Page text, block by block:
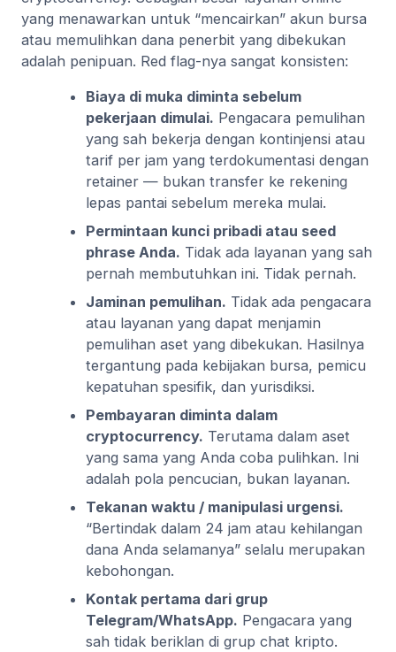
yang menawarkan untuk “mencairkan” akun bursa
atau memulihkan dana penerbit yang dibekukan
adalah penipuan. Red flag-nya sangat konsisten:
Biaya di muka diminta sebelum
pekerjaan dimulai. Pengacara pemulihan
yang sah bekerja dengan kontinjensi atau
tarif per jam yang terdokumentasi dengan
retainer — bukan transfer ke rekening
lepas pantai sebelum mereka mulai.
Permintaan kunci pribadi atau seed
phrase Anda. Tidak ada layanan yang sah
pernah membutuhkan ini. Tidak pernah.
Jaminan pemulihan. Tidak ada pengacara
atau layanan yang dapat menjamin
pemulihan aset yang dibekukan. Hasilnya
tergantung pada kebijakan bursa, pemicu
kepatuhan spesifik, dan yurisdiksi.
Pembayaran diminta dalam
cryptocurrency. Terutama dalam aset
yang sama yang Anda coba pulihkan. Ini
adalah pola pencucian, bukan layanan.
Tekanan waktu / manipulasi urgensi.
“Bertindak dalam 24 jam atau kehilangan
dana Anda selamanya” selalu merupakan
kebohongan.
Kontak pertama dari grup
Telegram/WhatsApp. Pengacara yang
sah tidak beriklan di grup chat kripto.